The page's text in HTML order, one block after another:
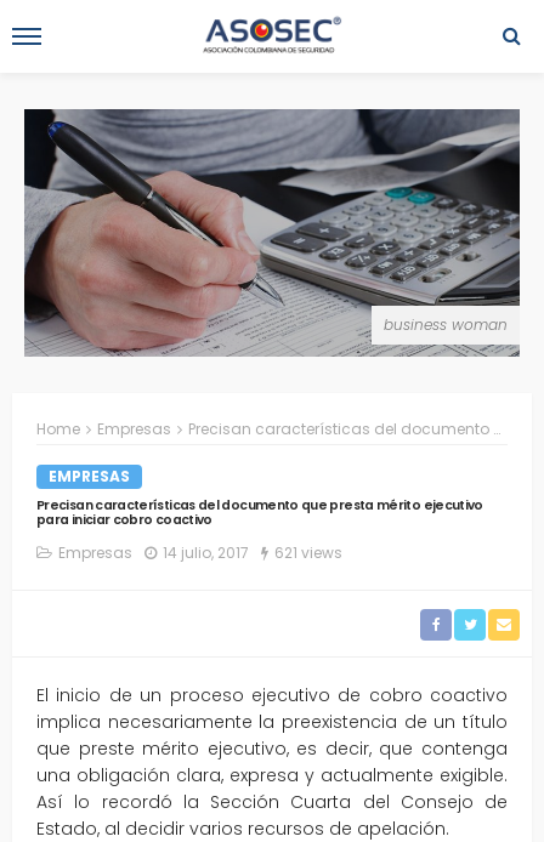
business woman
Home Empresas Precisan características del documento que presta mérito ejecutivo para iniciar cobro coactivo
EMPRESAS
Precisan características del documento que presta mérito ejecutivo
para iniciar cobro coactivo
Empresas 14 julio, 2017 621 views
El inicio de un proceso ejecutivo de cobro coactivo
implica necesariamente la preexistencia de un título
que preste mérito ejecutivo, es decir, que contenga
una obligación clara, expresa y actualmente exigible.
Así lo recordó la Sección Cuarta del Consejo de
Estado, al decidir varios recursos de apelación.